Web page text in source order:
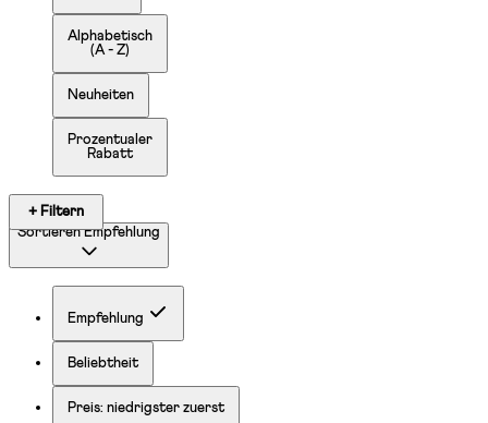
Alphabetisch
(A - Z)
Neuheiten
Prozentualer
Rabatt
+ Filtern
Sortieren Empfehlung
Empfehlung
Beliebtheit
Preis: niedrigster zuerst